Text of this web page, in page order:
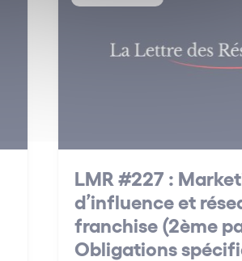
LMR #227 :
d’influence et
franchise (2ème
Obligations